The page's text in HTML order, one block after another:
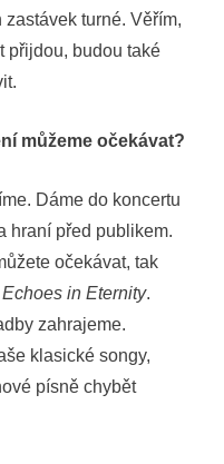
turné. Věřím,
přijdou, budou také
můžeme očekávat?
Dáme do koncertu
hraní před publikem.
očekávat, tak
Echoes in Eternity.
zahrajeme.
klasické songy,
písně chybět